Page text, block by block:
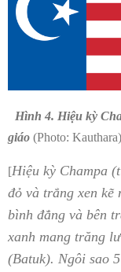
Hình 4. Hiệu kỳ
giáo (Photo:
[Hiệu kỳ Champa
đỏ và trắng xen kẽ
bình đẳng và bên
xanh mang trăng
(Batuk). Ngôi sao